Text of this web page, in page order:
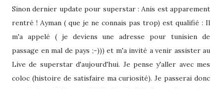
Sinon dernier update pour superstar : Anis est apparement
rentré ! Ayman ( que je ne connais pas trop) est qualifié : Il
m'a appelé ( je deviens une adresse pour tunisien de
passage en mal de pays ;-))) et m'a invité a venir assister au
Live de superstar d'aujourd'hui. Je pense y'aller avec mes
coloc (histoire de satisfaire ma curiosité). Je passerai donc